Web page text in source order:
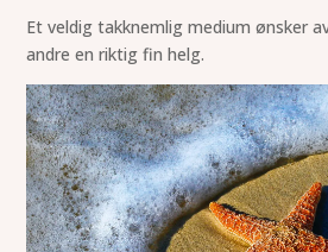
Et veldig takknemlig medium ønsker
andre en riktig fin helg.